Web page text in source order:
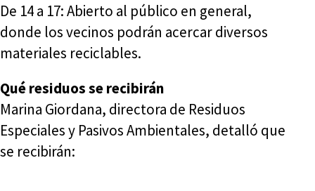
De 14 a 17: Abierto al público en general,
donde los vecinos podrán acercar diversos
materiales reciclables.
Qué residuos se recibirán
Marina Giordana, directora de Residuos
Especiales y Pasivos Ambientales, detalló que
se recibirán: